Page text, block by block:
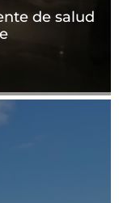
de salud